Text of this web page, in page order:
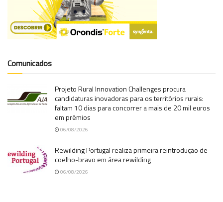
Comunicados
Projeto Rural Innovation Challenges procura
candidaturas inovadoras para os territórios rurais:
faltam 10 dias para concorrer a mais de 20 mil euros
em prémios
06/08/2026
Rewilding Portugal realiza primeira reintrodução de
coelho-bravo em área rewilding
06/08/2026